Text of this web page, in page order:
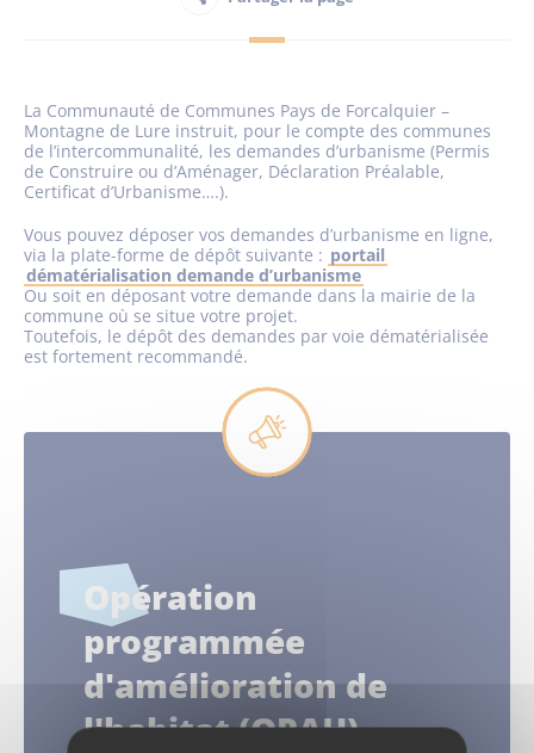
La Communauté de Communes Pays de Forcalquier –
Montagne de Lure instruit, pour le compte des communes
de l’intercommunalité, les demandes d’urbanisme (Permis
de Construire ou d’Aménager, Déclaration Préalable,
Certificat d’Urbanisme….).
Vous pouvez déposer vos demandes d’urbanisme en ligne,
via la plate-forme de dépôt suivante : portail
dématérialisation demande d’urbanisme
Ou soit en déposant votre demande dans la mairie de la
commune où se situe votre projet.
Toutefois, le dépôt des demandes par voie dématérialisée
est fortement recommandé.
Opération
programmée
d'amélioration de
l'habitat (OPAH)
Maison France Services
Publications